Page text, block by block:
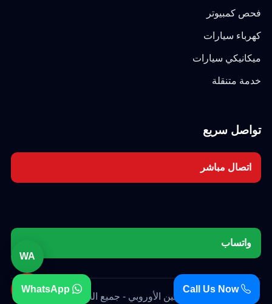
فحص كمبيوتر
كهرباء سيارات
ميكانيكي سيارات
خدمة متنقلة
تواصل سريع
اتصال مباشر
واتساب
WA
☎ Call Us Now